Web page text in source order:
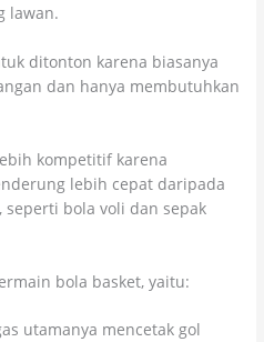
lawan.
ditonton karena biasanya
dan hanya membutuhkan
kompetitif karena
lebih cepat daripada
seperti bola voli dan sepak
bola basket, yaitu:
utamanya mencetak gol